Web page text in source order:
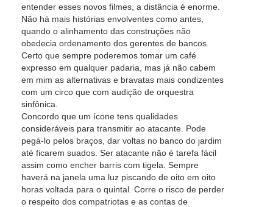
entender esses novos filmes, a distância é enorme.
Não há mais histórias envolventes como antes,
quando o alinhamento das construções não
obedecia ordenamento dos gerentes de bancos.
Certo que sempre poderemos tomar um café
expresso em qualquer padaria, mas já não cabem
em mim as alternativas e bravatas mais condizentes
com um circo que com audição de orquestra
sinfônica.
Concordo que um ícone tens qualidades
consideráveis para transmitir ao atacante. Pode
pegá-lo pelos braços, dar voltas no banco do jardim
até ficarem suados. Ser atacante não é tarefa fácil
assim como encher barris com tigela. Sempre
haverá na janela uma luz piscando de oito em oito
horas voltada para o quintal. Corre o risco de perder
o respeito dos compatriotas e as contas de